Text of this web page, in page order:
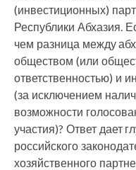
(инвестиционных)
Республики Абхазия.
чем разница между
обществом (или
ответственностью) и
(за исключением
возможности
участия)? Ответ дает
российского
хозяйственного